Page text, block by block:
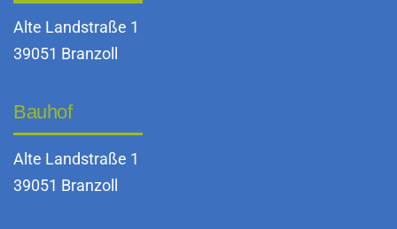
Alte Landstraße 1
39051 Branzoll
Bauhof
Alte Landstraße 1
39051 Branzoll